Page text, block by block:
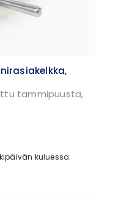
tammipuusta,
kuluessa.